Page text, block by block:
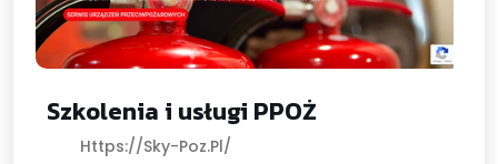
Szkolenia i usługi PPOŻ
Https://sky-Poz.pl/